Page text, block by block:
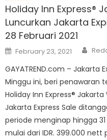
Holiday Inn Express®
Luncurkan Jakarta
28 Februari 2021
Posted
on
February 23, 2021
GAYATREND.com – Jakarta
Minggu ini, beri penawaran
Holiday Inn Express®
Jakarta Express Sale
periode menginap hingga
mulai dari IDR. 399.000